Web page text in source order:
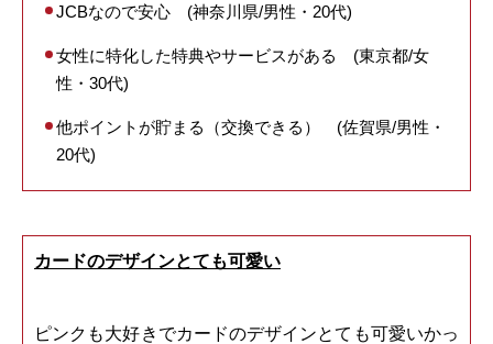
JCBなので安心 (神奈川県/男性・20代)
女性に特化した特典やサービスがある (東京都/女
性・30代)
他ポイントが貯まる（交換できる） (佐賀県/男性・
20代)
カードのデザインとても可愛い
ピンクも大好きでカードのデザインとても可愛いかっ